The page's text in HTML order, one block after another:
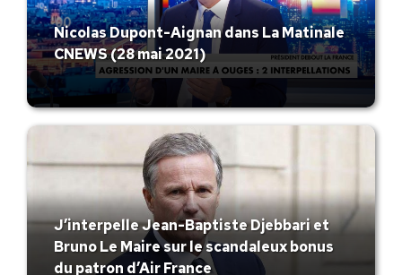
Nicolas Dupont-Aignan dans La Matinale
CNEWS (28 mai 2021)
J’interpelle Jean-Baptiste Djebbari et
Bruno Le Maire sur le scandaleux bonus
du patron d’Air France